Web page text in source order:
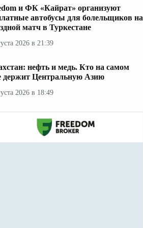
и ФК «Кайрат» организуют
автобусы для болельщиков на
матч в Туркестане
2026 в 21:39
нефть и медь. Кто на самом
держит Центральную Азию
2026 в 18:49